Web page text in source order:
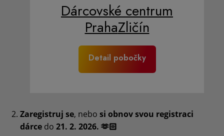
Dárcovské centrum
PrahaZličín
Detail pobočky
Zaregistruj se, nebo si obnov svou registraci
dárce do 21. 2. 2026. 🫶🏻